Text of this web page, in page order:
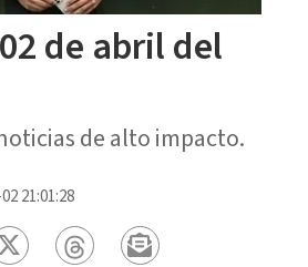
de abril del
de alto impacto.
21:01:28